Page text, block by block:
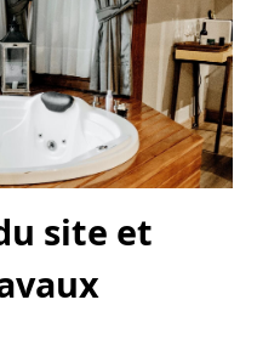
site et